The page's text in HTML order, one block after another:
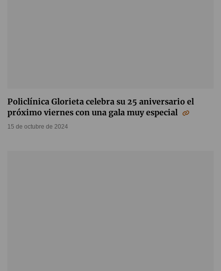
Policlínica Glorieta celebra su 25 aniversario el
próximo viernes con una gala muy especial
15 de octubre de 2024